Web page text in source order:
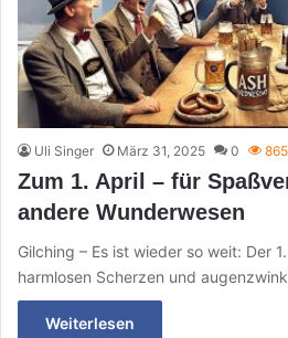
Uli Singer März 31, 2025 0 865
Zum 1. April – für
andere Wunderwesen
Gilching – Es ist wieder so weit: Der
harmlosen Scherzen und
Weiterlesen